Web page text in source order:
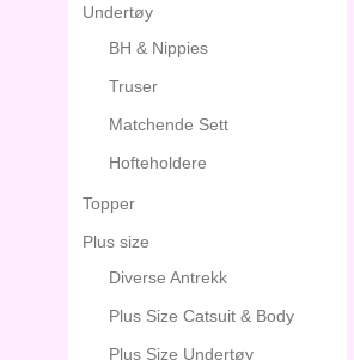
Undertøy
BH & Nippies
Truser
Matchende Sett
Hofteholdere
Topper
Plus size
Diverse Antrekk
Plus Size Catsuit & Body
Plus Size Undertøy